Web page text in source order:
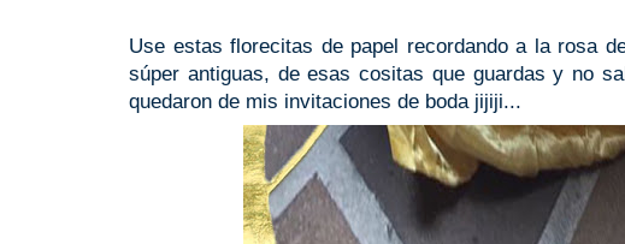
Use estas florecitas de papel recordando a la rosa
súper antiguas, de esas cositas que guardas y no
quedaron de mis invitaciones de boda jijiji...